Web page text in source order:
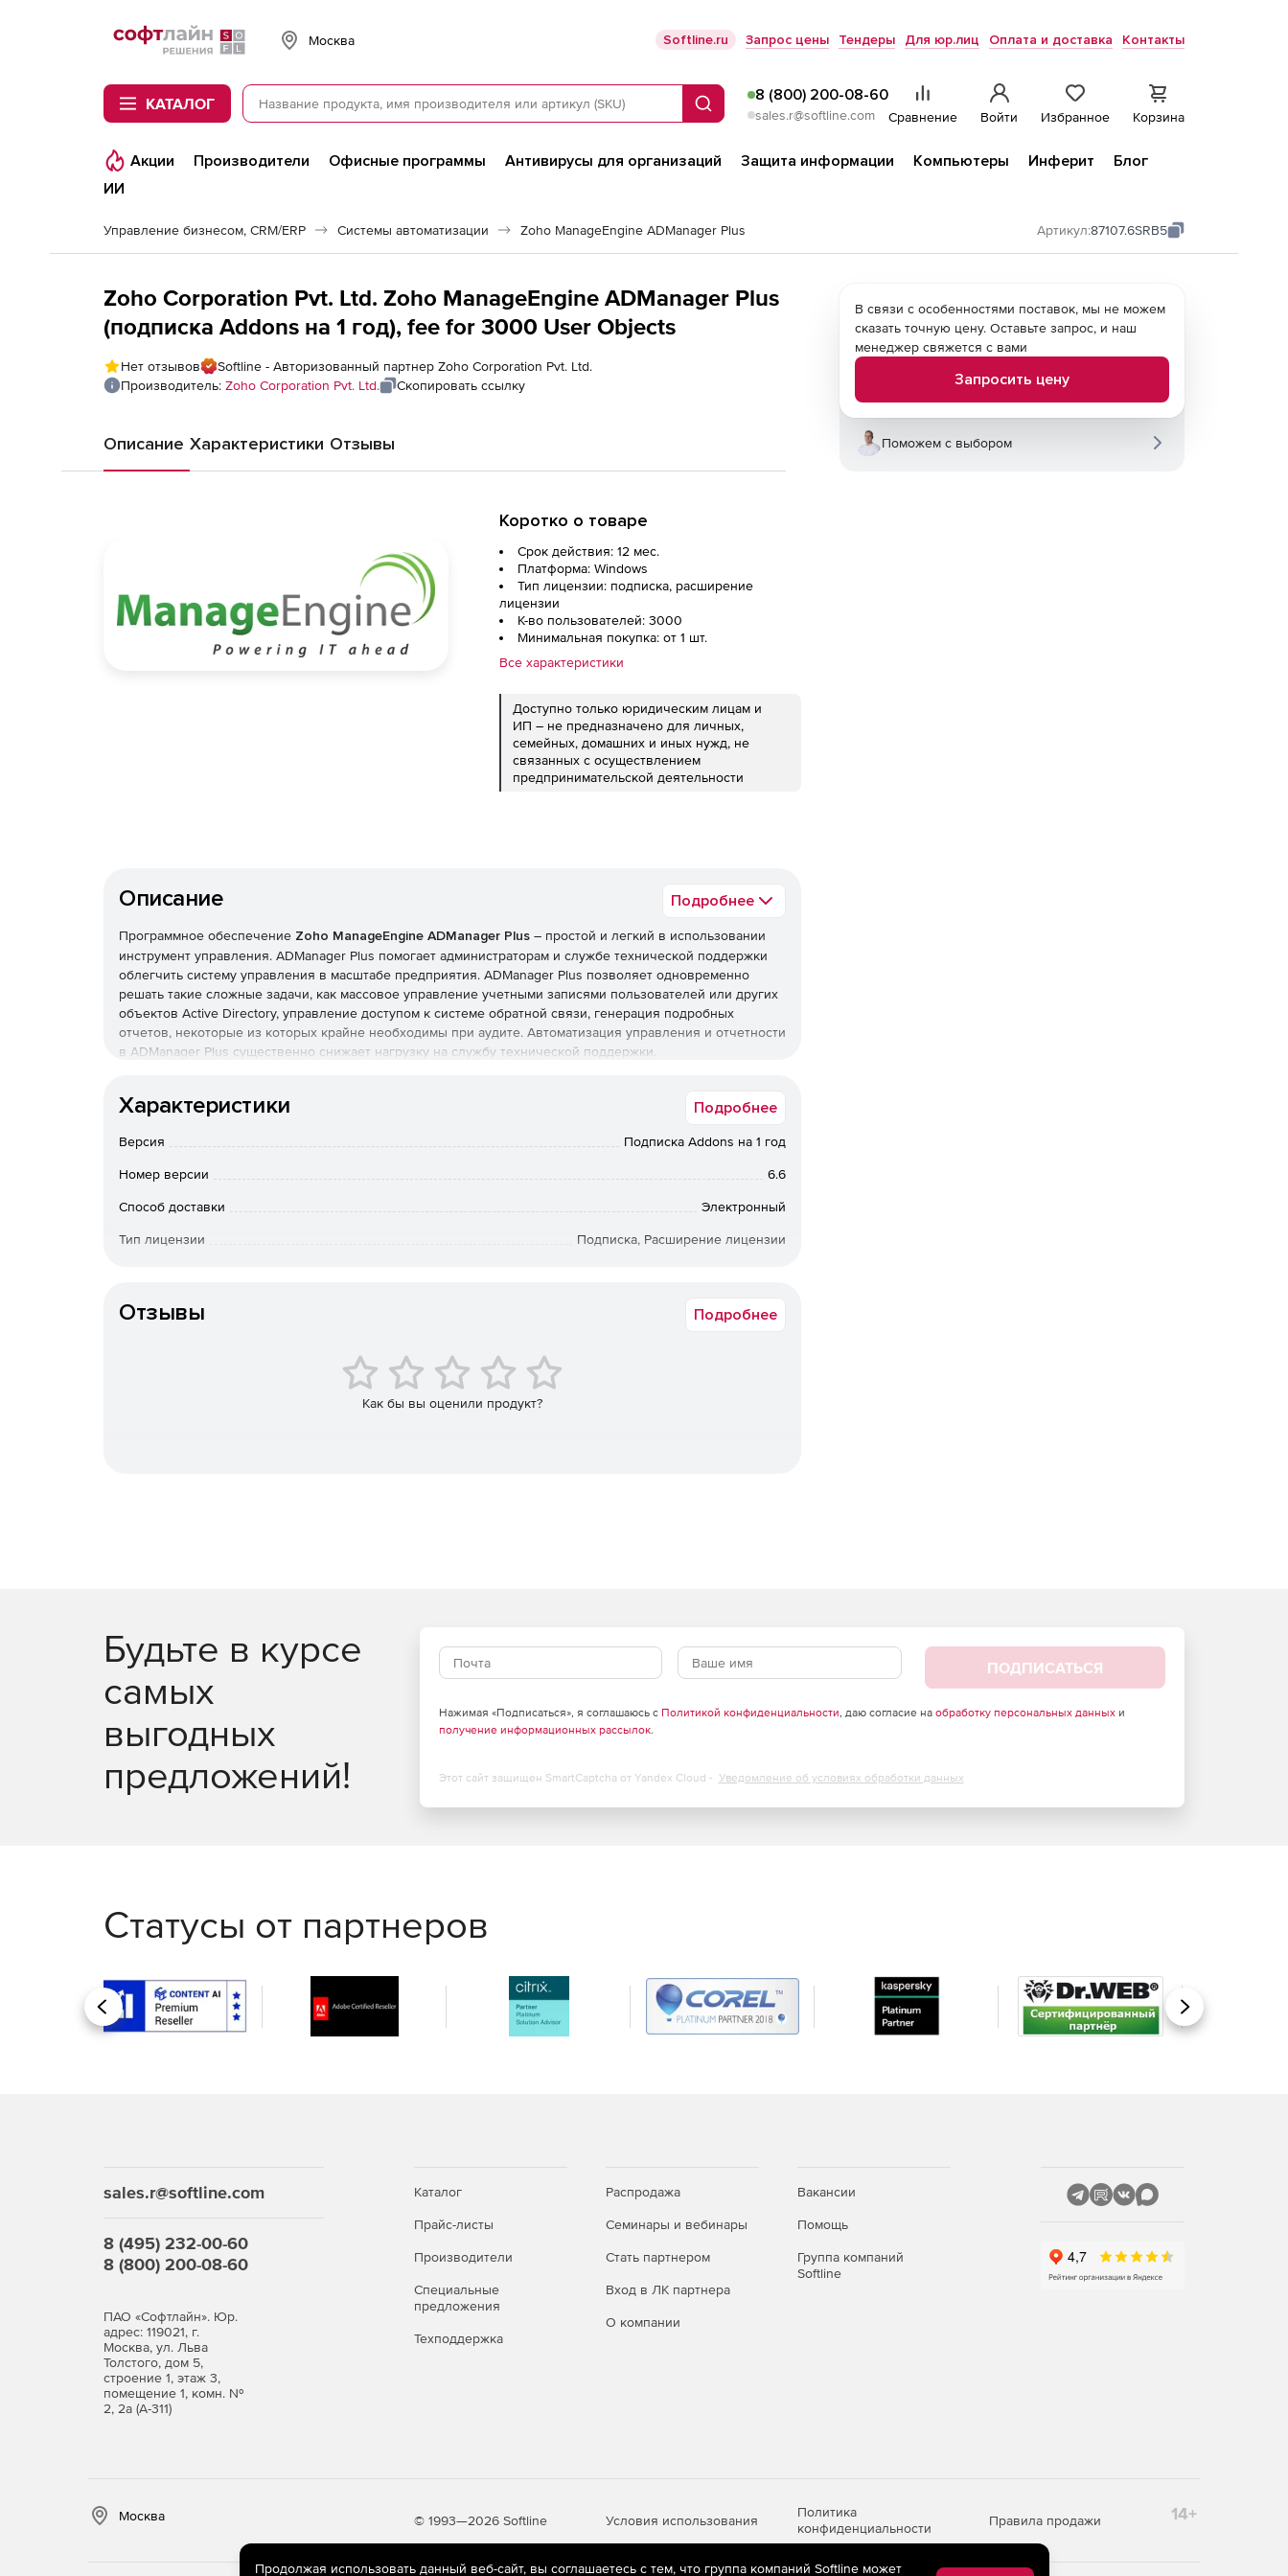
Softline
Москва Softline.ru Запрос цены Тендеры Для юр.лиц Оплата и доставка Контакты
КАТАЛОГ Поиск
8 (800) 200-08-60
sales.r@softline.com Сравнение Войти Избранное Корзина
Акции Производители Офисные программы Антивирусы для организаций Защита информации Компьютеры Инферит
Блог
ИИ
Управление бизнесом, CRM/ERP Системы автоматизации Zoho ManageEngine ADManager Plus Артикул:87107.6SRB5
Zoho Corporation Pvt. Ltd. Zoho ManageEngine ADManager Plus
(подписка Addons на 1 год), fee for 3000 User Objects
Нет отзывов
Softline - Авторизованный партнер Zoho Corporation Pvt. Ltd.
Производитель: Zoho Corporation Pvt. Ltd. Скопировать ссылку
Описание Характеристики Отзывы
Коротко о товаре
Срок действия: 12 мес.
Платформа: Windows
Тип лицензии: подписка, расширение
лицензии
К-во пользователей: 3000
Минимальная покупка: от 1 шт.
Все характеристики
Доступно только юридическим лицам и
ИП – не предназначено для личных,
семейных, домашних и иных нужд, не
связанных с осуществлением
предпринимательской деятельности
Описание Подробнее
Программное обеспечение Zoho ManageEngine ADManager Plus – простой и легкий в использовании
инструмент управления. ADManager Plus помогает администраторам и службе технической поддержки
облегчить систему управления в масштабе предприятия. ADManager Plus позволяет одновременно
решать такие сложные задачи, как массовое управление учетными записями пользователей или других
объектов Active Directory, управление доступом к системе обратной связи, генерация подробных
отчетов, некоторые из которых крайне необходимы при аудите. Автоматизация управления и отчетности
в ADManager Plus существенно снижает нагрузку на службу технической поддержки.
Одновременное управление одной или несколькими учетными записями пользователей. ADManager
одновременно: создавать учетные записи на основе готовых шаблонов или путем копирования
параллельно для нескольких пользователей; изменять отображаемое имя пользователя; включать/
отключать неактивных пользователей и перемещать их между подразделениями.
Создание отчетов в Active Directory. Администраторы, работники службы техподдержки, аудиторы и
данных из Active Directory.
возможности выполнения некоторых административных задач (к примеру, создание новых учетных
записей службой управления персоналом, разблокировка учетных записей и сброс паролей)
обычными пользователями снижается нагрузка на службу технической поддержки.
Характеристики Подробнее
Версия Подписка Addons на 1 год
Номер версии 6.6
Способ доставки Электронный
Тип лицензии Подписка, Расширение лицензии
Отзывы Подробнее
Как бы вы оценили продукт?
В связи с особенностями поставок, мы не можем
сказать точную цену. Оставьте запрос, и наш
менеджер свяжется с вами
Запросить цену
Поможем с выбором
Будьте в курсе
самых
выгодных
предложений!
ПОДПИСАТЬСЯ
Нажимая «Подписаться», я соглашаюсь с Политикой конфиденциальности, даю согласие на обработку персональных данныхи
получение информационных рассылок.
Этот сайт защищен SmartCaptcha от Yandex Cloud - Уведомление об условиях обработки данных
Статусы от партнеров
Назад Вперед
sales.r@softline.com
8 (495) 232-00-60
8 (800) 200-08-60
ПАО «Софтлайн». Юр.
адрес: 119021, г.
Москва, ул. Льва
Толстого, дом 5,
строение 1, этаж 3,
помещение 1, комн. №
2, 2а (А-311)
Каталог
Прайс-листы
Производители
Специальные
предложения
Техподдержка
Распродажа
Семинары и вебинары
Стать партнером
Вход в ЛК партнера
О компании
Вакансии
Помощь
Группа компаний
Softline
Москва © 1993—2026 Softline Условия использования
Политика
конфиденциальности
Правила продажи 14+
Продолжая использовать данный веб-сайт, вы соглашаетесь с тем, что группа компаний Softline может